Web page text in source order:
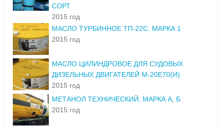
СОРТ
2015 год
МАСЛО ТУРБИННОЕ ТП-22С. МАРКА 1
2015 год
МАСЛО ЦИЛИНДРОВОЕ ДЛЯ СУДОВЫХ
ДИЗЕЛЬНЫХ ДВИГАТЕЛЕЙ М-20Е70(И)
2015 год
МЕТАНОЛ ТЕХНИЧЕСКИЙ. МАРКА А, Б
2015 год